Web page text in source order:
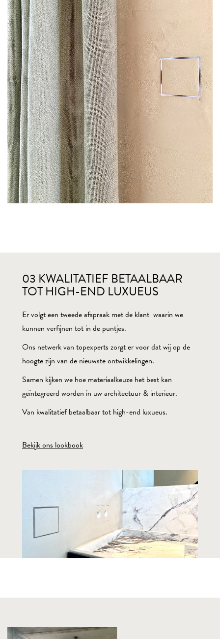
03 KWALITATIEF BETAALBAAR
TOT HIGH-END LUXUEUS
Er volgt een tweede afspraak met de klant waarin we
kunnen verfijnen tot in de puntjes.
Ons netwerk van topexperts zorgt er voor dat wij op de
hoogte zijn van de nieuwste ontwikkelingen.
Samen kijken we hoe materiaalkeuze het best kan
geïntegreerd worden in uw architectuur & interieur.
Van kwalitatief betaalbaar tot high-end luxueus.
Bekijk ons lookbook